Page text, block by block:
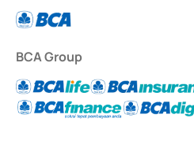
BCA Group